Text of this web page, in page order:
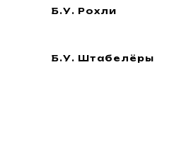
Б.У. Рохли
Б.У. Штабелёры